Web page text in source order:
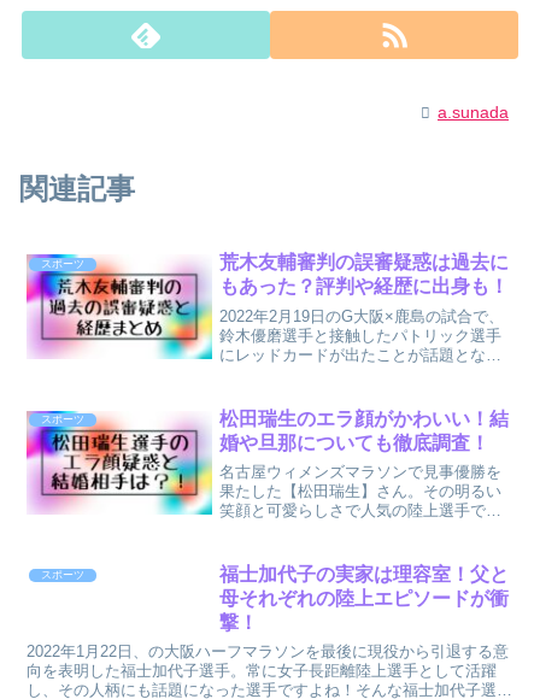
a.sunada
関連記事
スポーツ
荒木友輔審判の誤審疑惑は過去に
もあった？評判や経歴に出身も！
2022年2月19日のG大阪×鹿島の試合で、
鈴木優磨選手と接触したパトリック選手
にレッドカードが出たことが話題となっ
像では鈴木選手の方がラフプレーをして
いる印象がありま...
スポーツ
松田瑞生のエラ顔がかわいい！結
婚や旦那についても徹底調査！
名古屋ウィメンズマラソンで見事優勝を
果たした【松田瑞生】さん。その明るい
笑顔と可愛らしさで人気の陸上選手で
「エラ顔」がヤバイとの声も(^_^;)松田瑞
生選手のエラ顔はど...
スポーツ
福士加代子の実家は理容室！父と
母それぞれの陸上エピソードが衝
撃！
2022年1月22日、の大阪ハーフマラソンを最後に現役から引退する意
向を表明した福士加代子選手。常に女子長距離陸上選手として活躍
し、その人柄にも話題になった選手ですよね！そんな福士加代子選手